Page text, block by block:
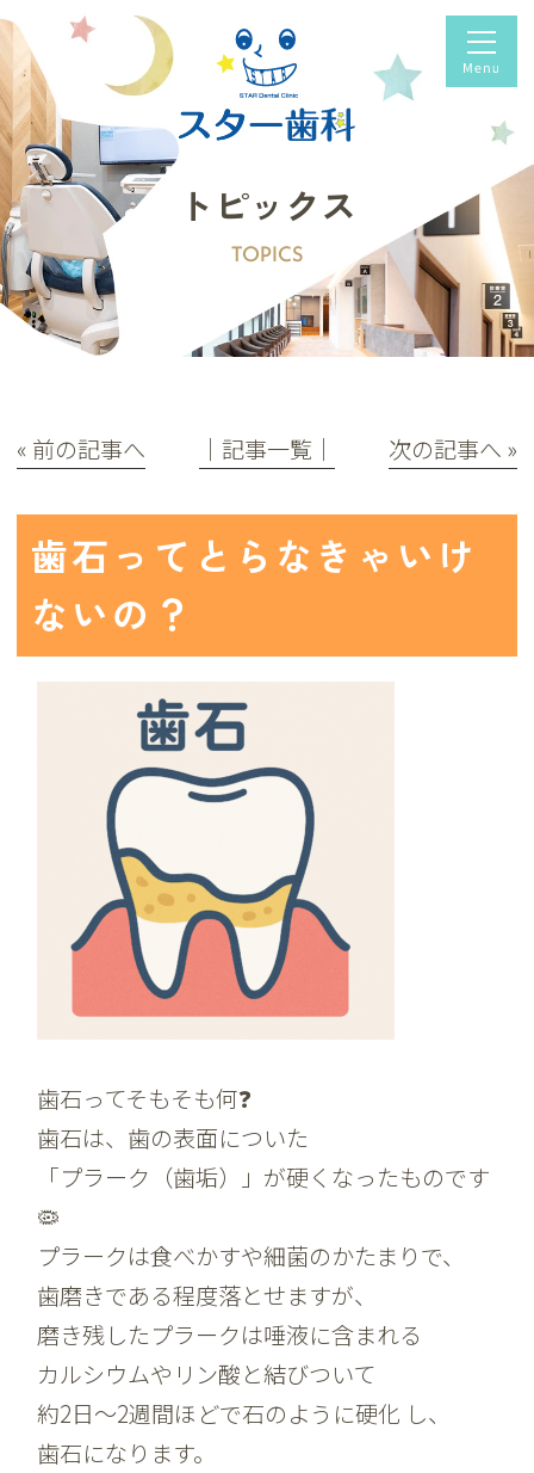
トピックス
TOPICS
« 前の記事へ │記事一覧│ 次の記事へ »
歯石ってとらなきゃいけ
ないの？
歯石ってそもそも何❓
歯石は、歯の表面についた
「プラーク（歯垢）」が硬くなったものです
🦠
プラークは食べかすや細菌のかたまりで、
歯磨きである程度落とせますが、
磨き残したプラークは唾液に含まれる
カルシウムやリン酸と結びついて
約2日〜2週間ほどで石のように硬化 し、
歯石になります。